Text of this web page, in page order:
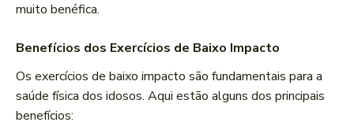
muito benéfica.
Benefícios dos Exercícios de Baixo Impacto
Os exercícios de baixo impacto são fundamentais para a
saúde física dos idosos. Aqui estão alguns dos principais
benefícios: